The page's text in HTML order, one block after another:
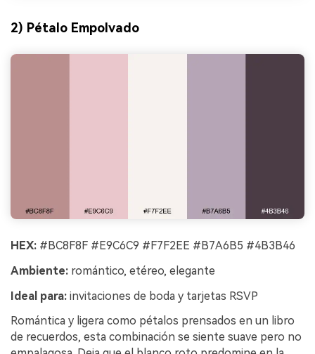
2) Pétalo Empolvado
HEX: #BC8F8F #E9C6C9 #F7F2EE #B7A6B5 #4B3B46
Ambiente: romántico, etéreo, elegante
Ideal para: invitaciones de boda y tarjetas RSVP
Romántica y ligera como pétalos prensados en un libro
de recuerdos, esta combinación se siente suave pero no